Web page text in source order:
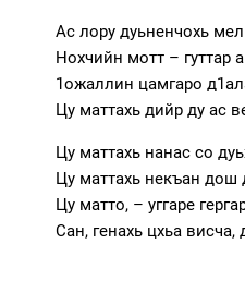
Ас лору дуьненчохь
Нохчийн мотт – гуттар
1ожаллин цамгаро
Цу маттахь дийр ду ас
Цу маттахь нанас со
Цу маттахь некъан дош
Цу матто, – уггаре
Сан, генахь цхьа висча,